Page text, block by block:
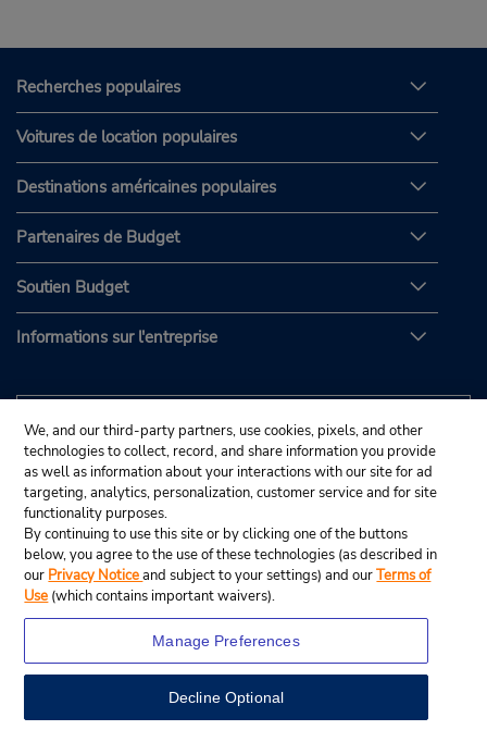
Recherches populaires
Voitures de location populaires
Destinations américaines populaires
Partenaires de Budget
Soutien Budget
Informations sur l'entreprise
We, and our third-party partners, use cookies, pixels, and other
technologies to collect, record, and share information you provide
as well as information about your interactions with our site for ad
targeting, analytics, personalization, customer service and for site
functionality purposes.
By continuing to use this site or by clicking one of the buttons
below, you agree to the use of these technologies (as described in
our Privacy Noticeand subject to your settings) and ourTerms of
Use (which contains important waivers).
Manage Preferences
Decline Optional